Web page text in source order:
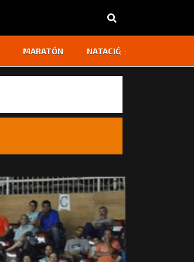
MARATÓN NATACIÓN
‹ ›